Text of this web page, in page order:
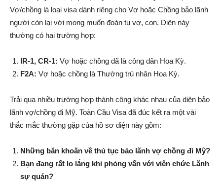
of
Viking
Group
Vợ/chồng là loại visa dành riêng cho Vợ hoặc Chồng bảo lãnh
người còn lại với mong muốn đoàn tụ vợ, con. Diện này
thường có hai trường hợp:
IR-1, CR-1: Vợ hoặc chồng đã là công dân Hoa Kỳ.
F2A: Vợ hoặc chồng là Thường trú nhân Hoa Kỳ.
Trải qua nhiều trường hợp thành công khác nhau của diện bảo
lãnh vợ/chồng đi Mỹ. Toàn Cầu Visa đã đúc kết ra một vài
thắc mắc thường gặp của hồ sơ diện này gồm:
Những băn khoăn về thủ tục bảo lãnh vợ chồng đi Mỹ?
Bạn đang rất lo lắng khi phỏng vấn với viên chức Lãnh
sự quán?